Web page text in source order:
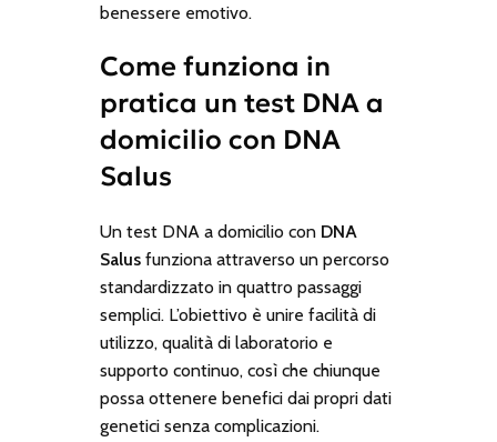
benessere emotivo.
Come funziona in
pratica un test DNA a
domicilio con DNA
Salus
Un test DNA a domicilio con DNA
Salusfunziona attraverso un percorso
standardizzato in quattro passaggi
semplici. L’obiettivo è unire facilità di
utilizzo, qualità di laboratorio e
supporto continuo, così che chiunque
possa ottenere benefici dai propri dati
genetici senza complicazioni.